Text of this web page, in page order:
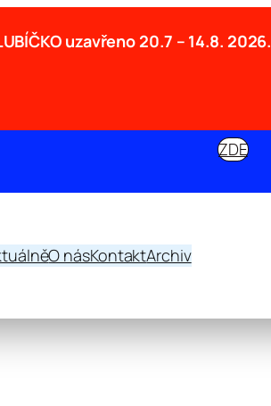
uzavřeno 20.7 – 14.8. 2026.
ZDE
O násKontaktArchiv